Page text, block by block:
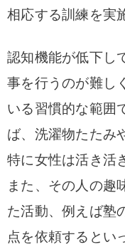
相応する訓練を実
認知機能が低下し
事を行うのが難し
いる習慣的な範囲
ば、洗濯物たたみ
特に女性は活き活
また、その人の趣
た活動、例えば塾
点を依頼するとい